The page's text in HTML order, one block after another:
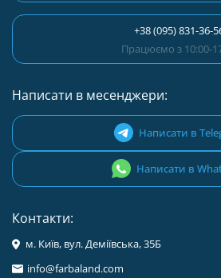
+38 (095) 831-36-
Працюємо з 10:00-
Написати в месенджери:
Написати в
Написати в
Контакти:
м. Київ, вул. Деміївська, 35Б
info@farbaland.com